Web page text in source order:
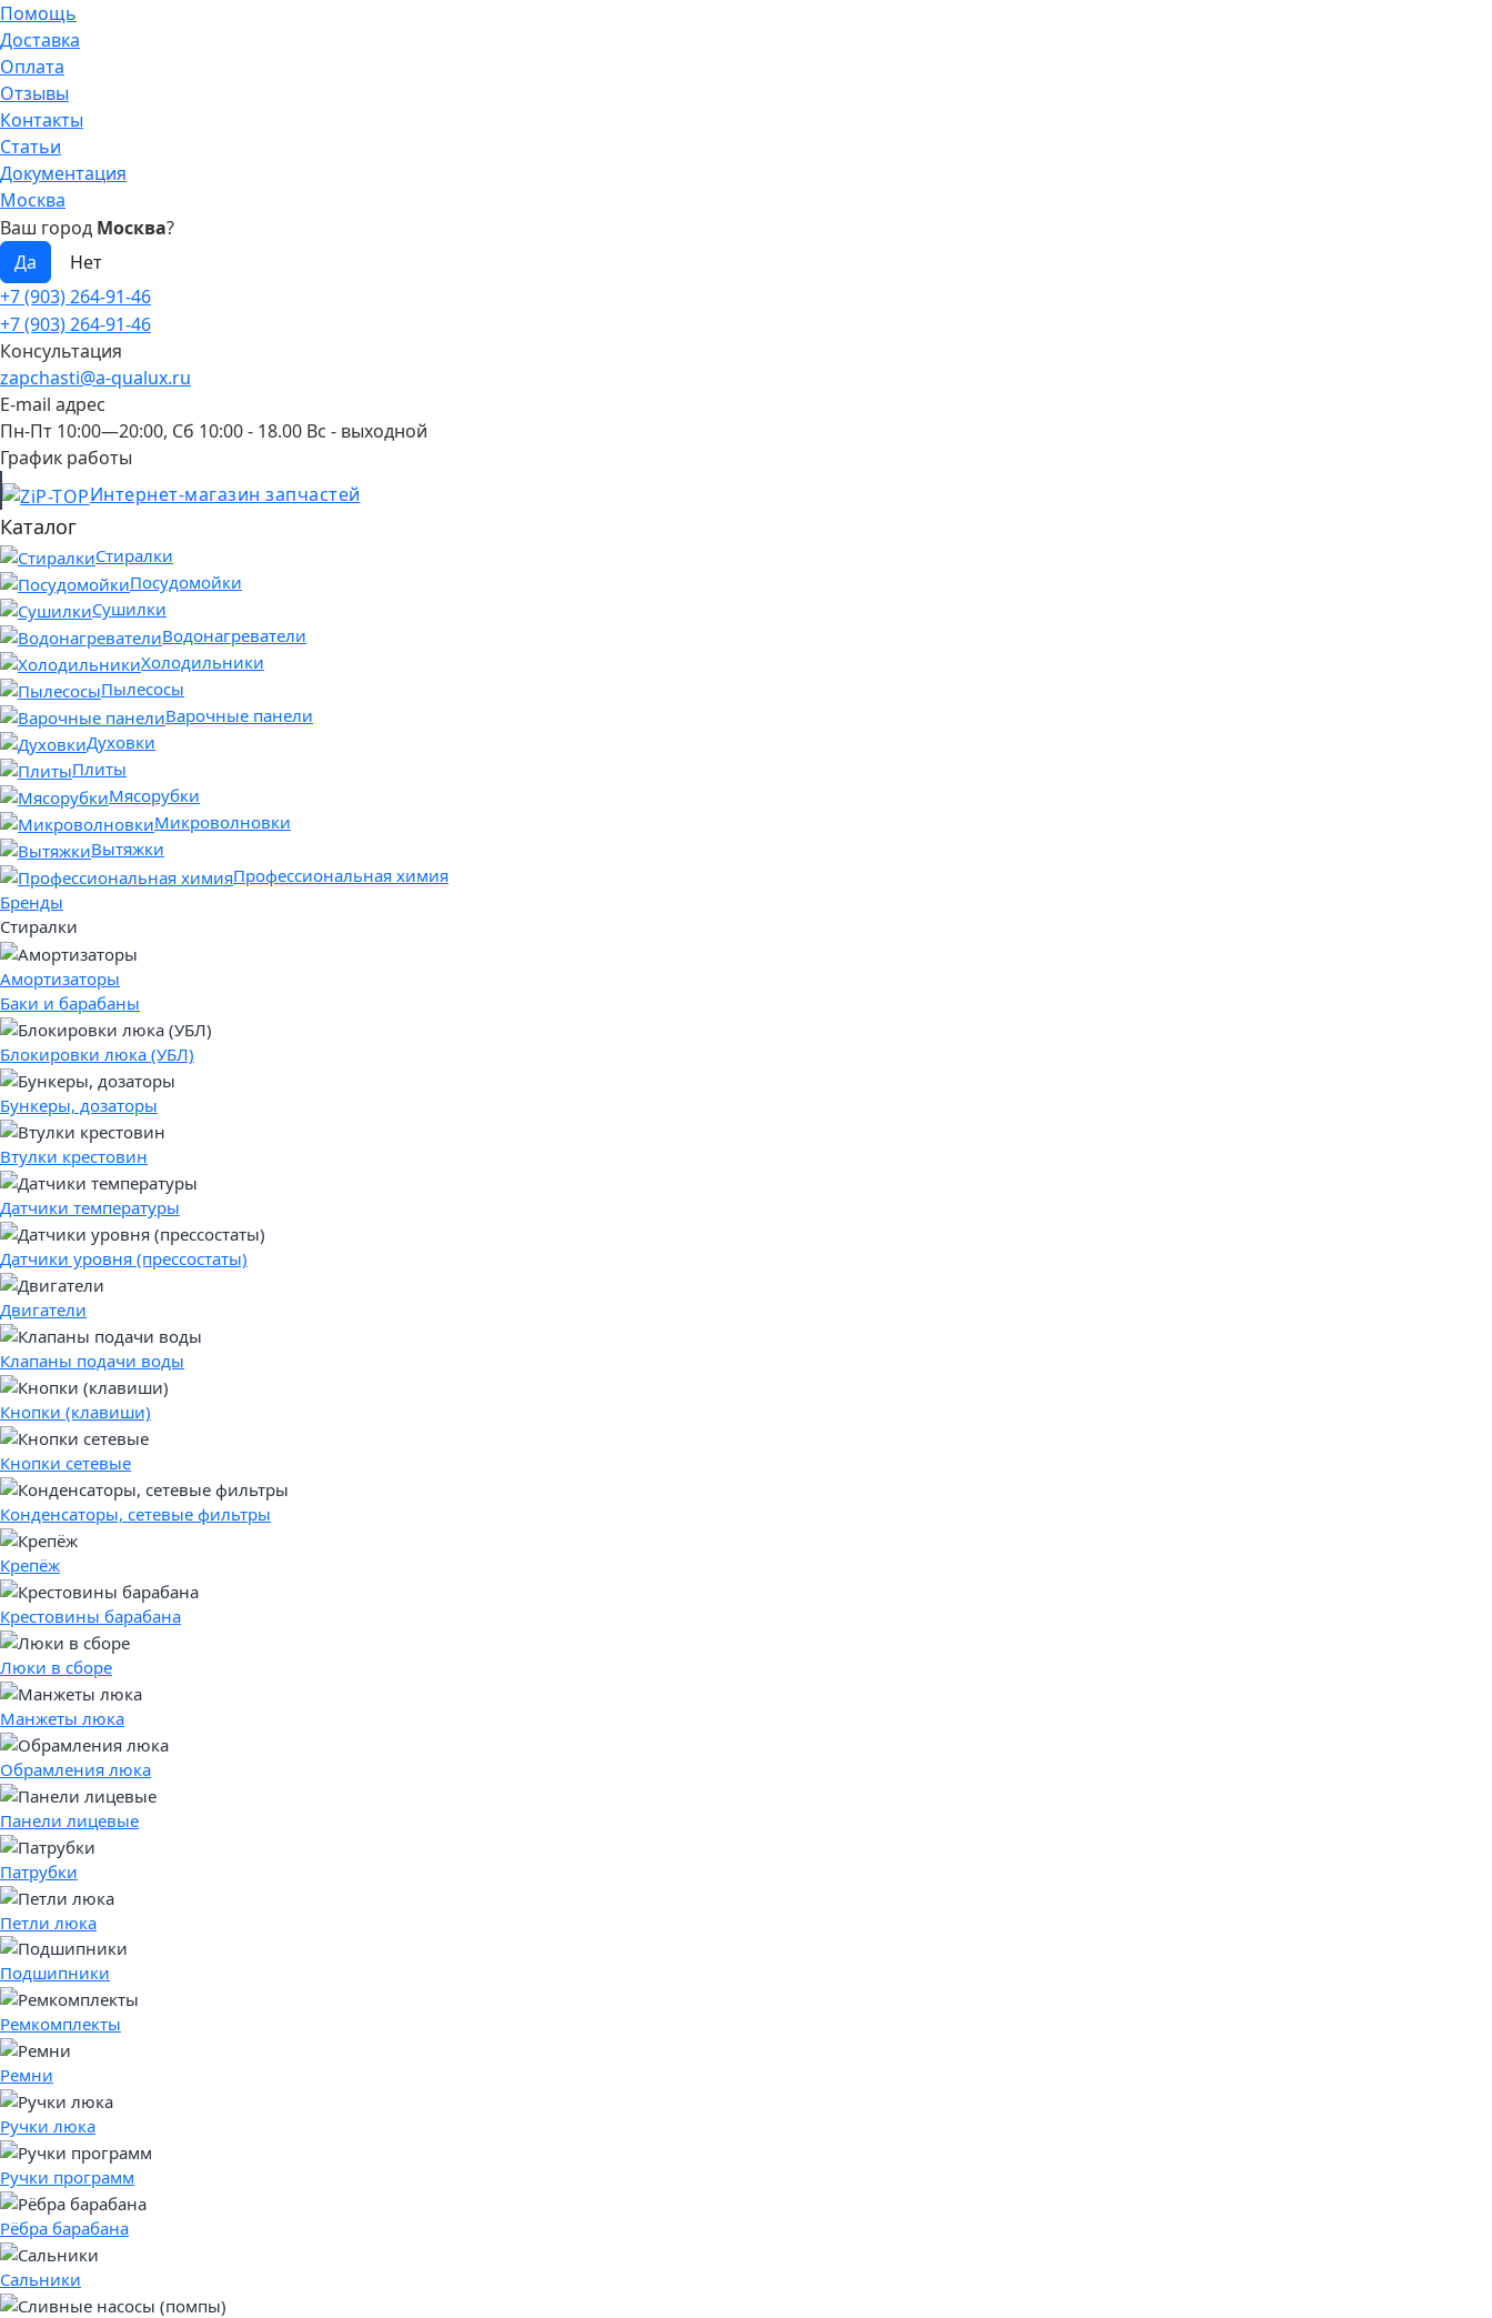
Помощь
Доставка
Оплата
Отзывы
Контакты
Статьи
Документация
Москва
Ваш город Москва?
+7 (903) 264-91-46
+7 (903) 264-91-46
Консультация
zapchasti@a-qualux.ru
E-mail адрес
Пн-Пт 10:00—20:00, Сб 10:00 - 18.00 Вс - выходной
График работы
Интернет-магазин запчастей
Каталог
Стиралки
Посудомойки
Сушилки
Водонагреватели
Холодильники
Пылесосы
Варочные панели
Духовки
Плиты
Мясорубки
Микроволновки
Вытяжки
Профессиональная химия
Бренды
Стиралки
Амортизаторы
Баки и барабаны
Блокировки люка (УБЛ)
Бункеры, дозаторы
Втулки крестовин
Датчики температуры
Датчики уровня (прессостаты)
Двигатели
Клапаны подачи воды
Кнопки (клавиши)
Кнопки сетевые
Конденсаторы, сетевые фильтры
Крепёж
Крестовины барабана
Люки в сборе
Манжеты люка
Обрамления люка
Панели лицевые
Патрубки
Петли люка
Подшипники
Ремкомплекты
Ремни
Ручки люка
Ручки программ
Рёбра барабана
Сальники